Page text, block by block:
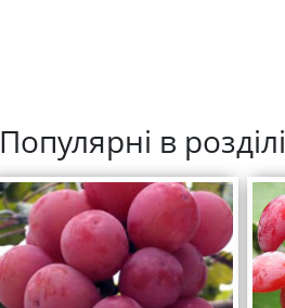
Популярні в розділі